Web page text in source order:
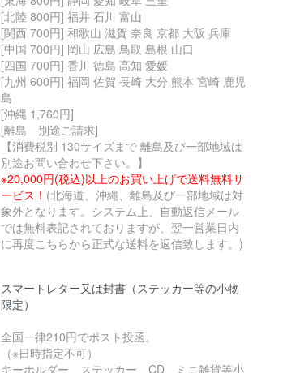
[北陸 800円] 福井 石川 富山
[関西 700円] 和歌山 滋賀 奈良 京都 大阪 兵庫
[中国 700円] 岡山 広島 鳥取 島根 山口
[四国 700円] 香川 徳島 高知 愛媛
[九州 600円] 福岡 佐賀 長崎 大分 熊本 宮崎 鹿児
島
[沖縄 1,760円]
[離島 別途ご請求]
【消費税別 130サイズまで 離島及び一部地域は
別途お問い合わせ下さい。】
※20,000円(税込)以上のお買い上げで送料無料サ
ービス！ (北海道、沖縄、離島及び一部地域は対
象外となります。システム上、自動返信メール
では無料表記されておりますが、翌一営業日内
に再度こちらから正式な送料を返信致します。)
スマートレター又は封書（ステッカー等の小物
限定）
全国一律210円でポスト投函。
（※日時指定不可）
キーホルダー、ステッカー、CD、ミニ雑貨等小